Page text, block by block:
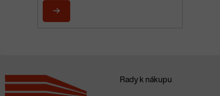
PRIHLÁSIŤ
Rady k nákupu